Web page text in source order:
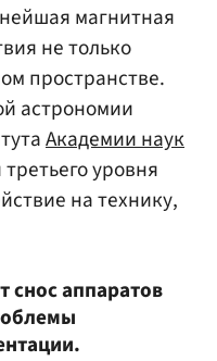
магнитная
не только
пространстве.
астрономии
Академии наук
уровня
на технику,
снос аппаратов